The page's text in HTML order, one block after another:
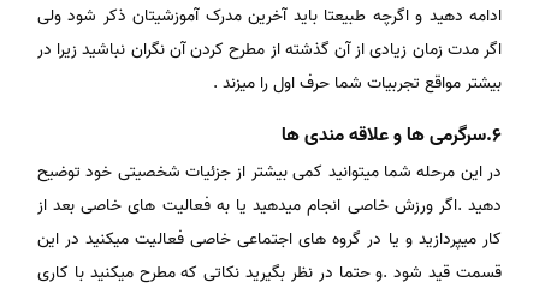
ادامه دهید و اگرچه طبیعتا باید آخرین مدرک آموزشیتان ذکر شود ولی
اگر مدت زمان زیادی از آن گذشته از مطرح کردن آن نگران نباشید زیرا در
بیشتر مواقع تجربیات شما حرف اول را میزند .
6.سرگرمی ها و علاقه مندی ها
در این مرحله شما میتوانید کمی بیشتر از جزئیات شخصیتی خود توضیح
دهید .اگر ورزش خاصی انجام میدهید یا به فعالیت های خاصی بعد از
کار میپردازید و یا در گروه های اجتماعی خاصی فعالیت میکنید در این
قسمت قید شود .و حتما در نظر بگیرید نکاتی که مطرح میکنید با کاری